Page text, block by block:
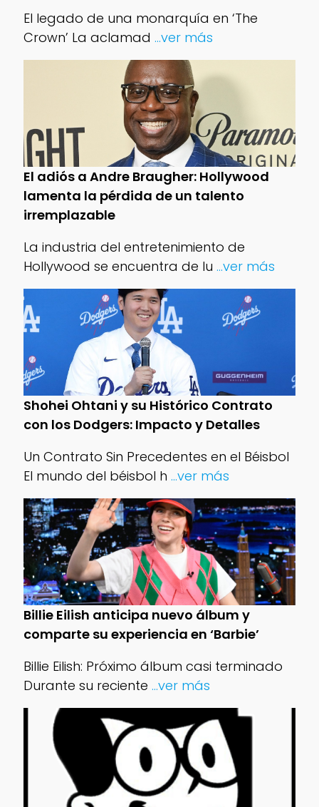
El legado de una monarquía en ‘The
Crown’ La aclamad ...ver más
El adiós a Andre Braugher: Hollywood
lamenta la pérdida de un talento
irremplazable
La industria del entretenimiento de
Hollywood se encuentra de lu ...ver más
Shohei Ohtani y su Histórico Contrato
con los Dodgers: Impacto y Detalles
Un Contrato Sin Precedentes en el Béisbol
El mundo del béisbol h ...ver más
Billie Eilish anticipa nuevo álbum y
comparte su experiencia en ‘Barbie’
Billie Eilish: Próximo álbum casi terminado
Durante su reciente ...ver más